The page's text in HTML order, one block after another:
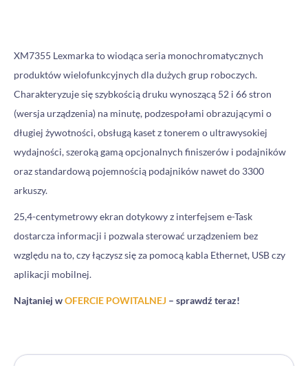
XM7355 Lexmarka to wiodąca seria monochromatycznych
produktów wielofunkcyjnych dla dużych grup roboczych.
Charakteryzuje się szybkością druku wynoszącą 52 i 66 stron
(wersja urządzenia) na minutę, podzespołami obrazującymi o
długiej żywotności, obsługą kaset z tonerem o ultrawysokiej
wydajności, szeroką gamą opcjonalnych finiszerów i podajników
oraz standardową pojemnością podajników nawet do 3300
arkuszy.
25,4-centymetrowy ekran dotykowy z interfejsem e-Task
dostarcza informacji i pozwala sterować urządzeniem bez
względu na to, czy łączysz się za pomocą kabla Ethernet, USB czy
aplikacji mobilnej.
Najtaniej wOFERCIE POWITALNEJ – sprawdź teraz!